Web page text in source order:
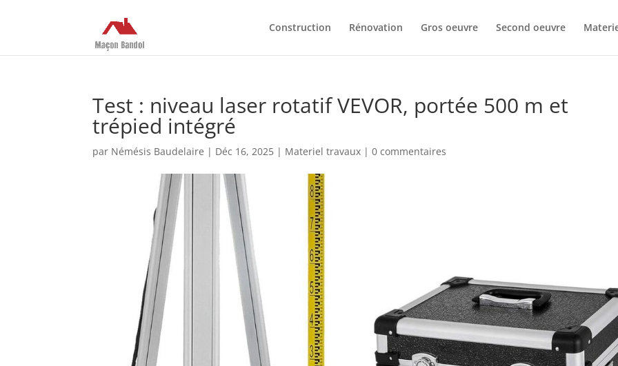
Construction Rénovation Gros oeuvre Second oeuvre
Test : niveau laser rotatif VEVOR, portée 500 m et
trépied intégré
par Némésis Baudelaire | Déc 16, 2025 | Materiel travaux |0 commentaires